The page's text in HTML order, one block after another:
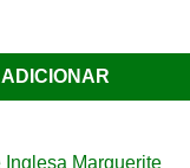
ADICIONAR